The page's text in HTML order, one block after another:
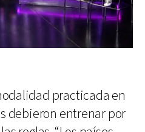
practicada en
debieron entrenar por